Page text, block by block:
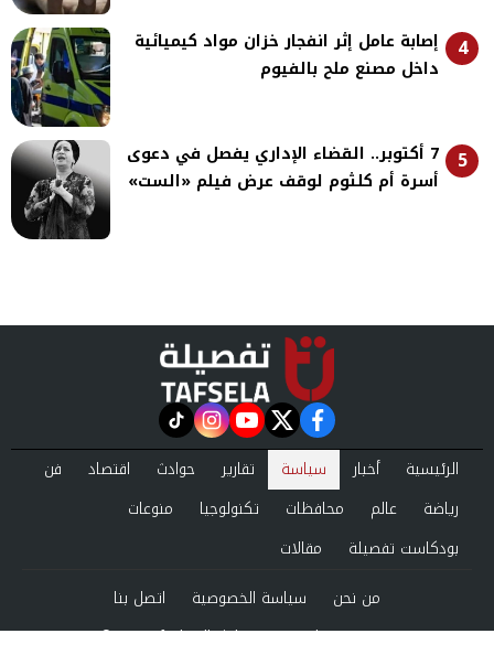
4
إصابة عامل إثر انفجار خزان مواد كيميائية
داخل مصنع ملح بالفيوم
5
7 أكتوبر.. القضاء الإداري يفصل في دعوى
أسرة أم كلثوم لوقف عرض فيلم «الست»
facebook
twitter
youtube
instagram
tiktok
الرئيسية أخبار سياسة تقارير حوادث اقتصاد
فن
رياضة
عالم محافظات تكنولوجيا
منوعات
بودكاست تفصيلة
مقالات
من نحن
سياسة الخصوصية اتصل بنا
©2024 tafsela All Rights Reserved.